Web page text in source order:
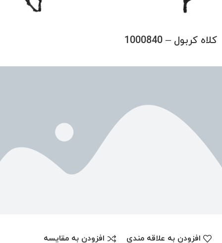
کلاه کربول – 1000840
افزودن به علاقه مندی افزودن به مقایسه